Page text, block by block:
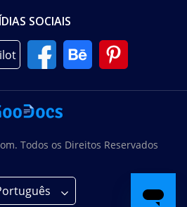
SOCIAIS
Todos os Direitos Reservados